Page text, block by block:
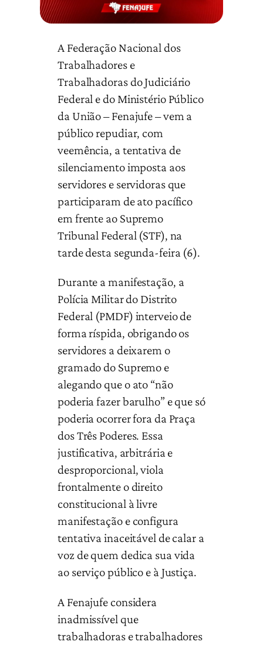
A Federação Nacional dos
Trabalhadores e
Trabalhadoras do Judiciário
Federal e do Ministério Público
da União – Fenajufe – vem a
público repudiar, com
veemência, a tentativa de
silenciamento imposta aos
servidores e servidoras que
participaram de ato pacífico
em frente ao Supremo
Tribunal Federal (STF), na
tarde desta segunda-feira (6).
Durante a manifestação, a
Polícia Militar do Distrito
Federal (PMDF) interveio de
forma ríspida, obrigando os
servidores a deixarem o
gramado do Supremo e
alegando que o ato “não
poderia fazer barulho” e que só
poderia ocorrer fora da Praça
dos Três Poderes. Essa
justificativa, arbitrária e
desproporcional, viola
frontalmente o direito
constitucional à livre
manifestação e configura
tentativa inaceitável de calar a
voz de quem dedica sua vida
ao serviço público e à Justiça.
A Fenajufe considera
inadmissível que
trabalhadoras e trabalhadores